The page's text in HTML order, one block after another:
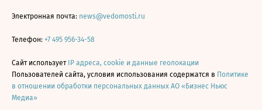
Электронная почта: news@vedomosti.ru
Телефон: +7 495 956-34-58
Сайт использует IP адреса, cookie и данные геолокации
Пользователей сайта, условия использования содержатся в Политике
в отношении обработки персональных данных АО «Бизнес Ньюс
Медиа»